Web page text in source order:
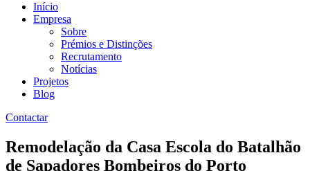
Início
Empresa
Sobre
Prémios e Distinções
Recrutamento
Notícias
Projetos
Blog
Contactar
Remodelação da Casa Escola do Batalhão
de Sapadores Bombeiros do Porto